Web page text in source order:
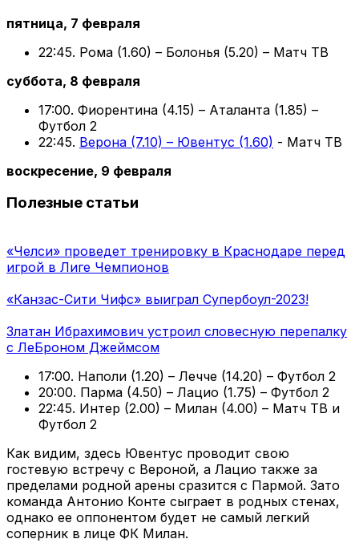
пятница, 7 февраля
22:45. Рома (1.60) – Болонья (5.20) – Матч ТВ
суббота, 8 февраля
17:00. Фиорентина (4.15) – Аталанта (1.85) –
Футбол 2
22:45. Верона (7.10) – Ювентус (1.60) - Матч ТВ
воскресение, 9 февраля
Полезные статьи
«Челси» проведет тренировку в Краснодаре перед
игрой в Лиге Чемпионов
«Канзас-Сити Чифс» выиграл Супербоул-2023!
Златан Ибрахимович устроил словесную перепалку
с ЛеБроном Джеймсом
17:00. Наполи (1.20) – Лечче (14.20) – Футбол 2
20:00. Парма (4.50) – Лацио (1.75) – Футбол 2
22:45. Интер (2.00) – Милан (4.00) – Матч ТВ и
Футбол 2
Как видим, здесь Ювентус проводит свою
гостевую встречу с Вероной, а Лацио также за
пределами родной арены сразится с Пармой. Зато
команда Антонио Конте сыграет в родных стенах,
однако ее оппонентом будет не самый легкий
соперник в лице ФК Милан.